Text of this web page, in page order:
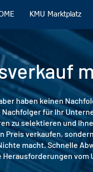
KMU Marktplatz
haben keinen
für Ihr
zu selektieren und
Preis verkaufen,
macht. Schnelle
Herausforderungen